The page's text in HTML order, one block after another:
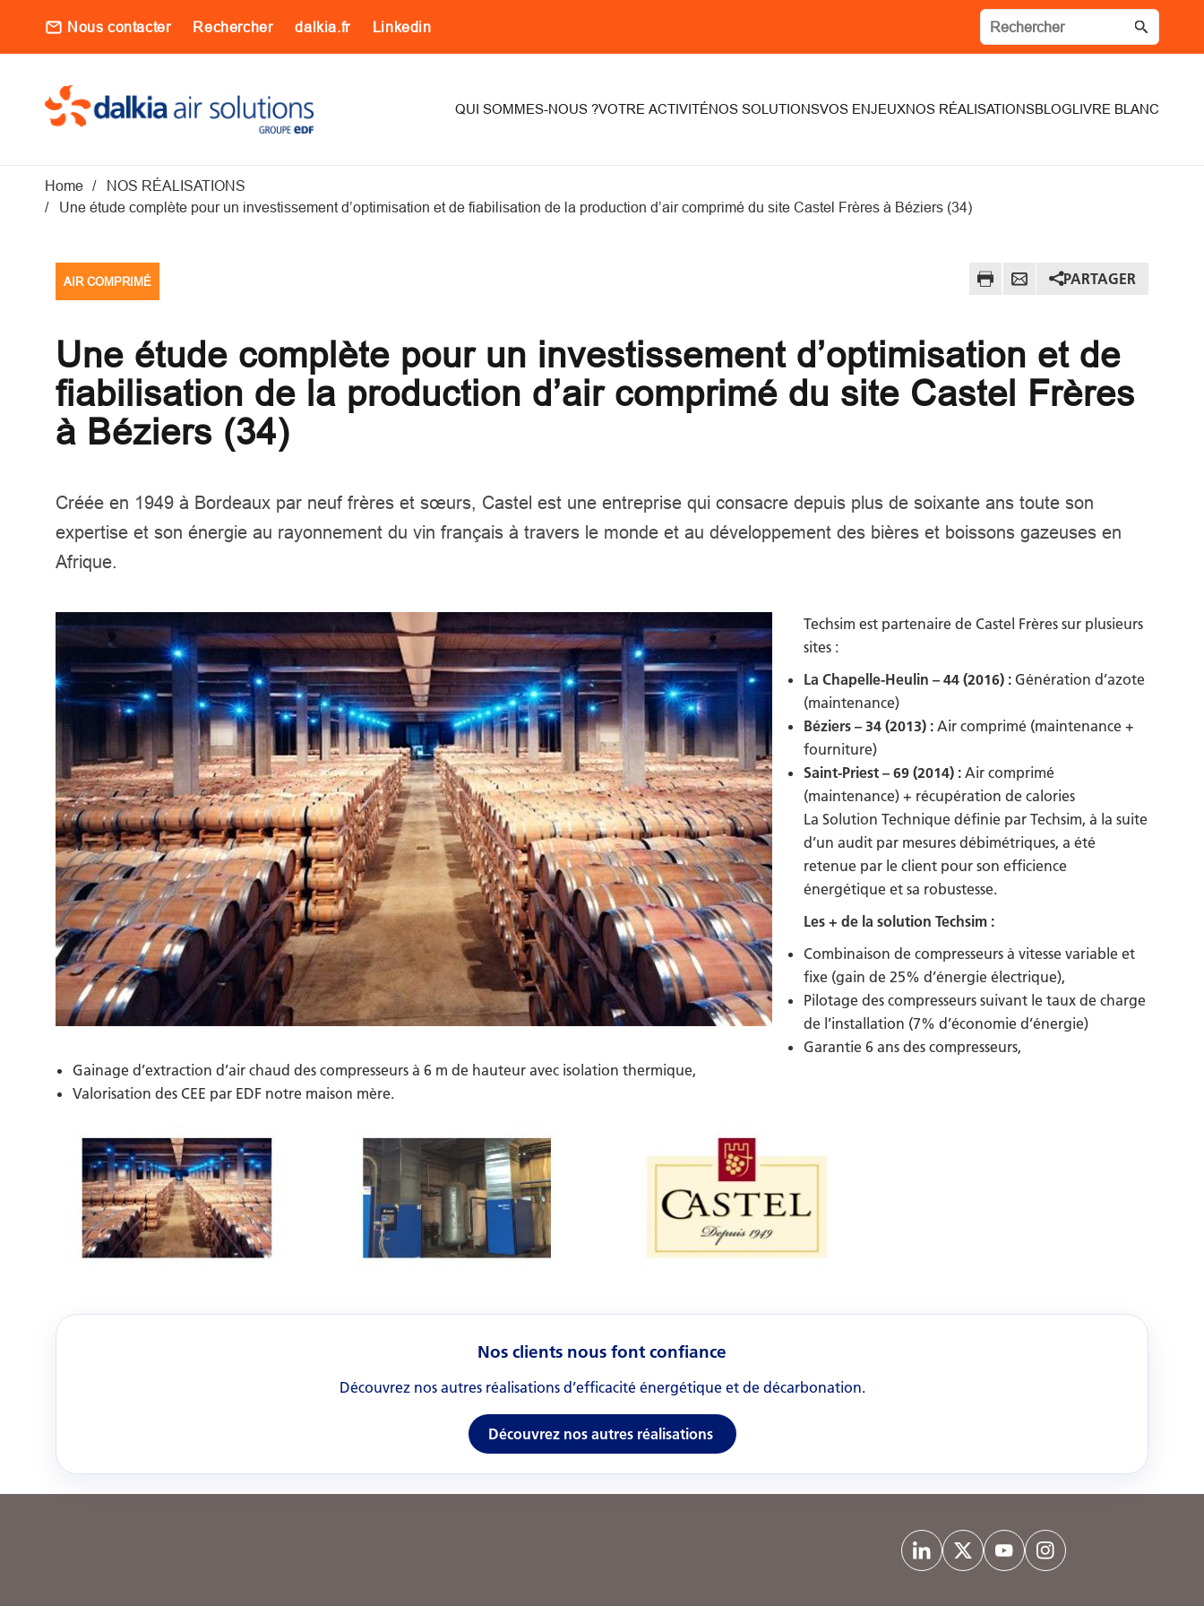
Nous contacter Rechercher dalkia.fr Linkedin
QUI SOMMES-NOUS ?VOTRE ACTIVITÉNOS SOLUTIONSVOS ENJEUXNOS RÉALISATIONSBLOGLIVRE BLANC
Fil d'Ariane
Home
NOS RÉALISATIONS
Une étude complète pour un investissement d’optimisation et de fiabilisation de la production d’air comprimé du site Castel Frères à Béziers (34)
AIR COMPRIMÉ PARTAGER
Une étude complète pour un investissement d’optimisation et de
fiabilisation de la production d’air comprimé du site Castel Frères
à Béziers (34)
Créée en 1949 à Bordeaux par neuf frères et sœurs, Castel est une entreprise qui consacre depuis plus de soixante ans toute son
expertise et son énergie au rayonnement du vin français à travers le monde et au développement des bières et boissons gazeuses en
Afrique.
Techsim est partenaire de Castel Frères sur plusieurs
sites :
La Chapelle-Heulin – 44 (2016) : Génération d’azote
(maintenance)
Béziers – 34 (2013) : Air comprimé (maintenance +
fourniture)
Saint-Priest – 69 (2014) : Air comprimé
(maintenance) + récupération de calories
La Solution Technique définie par Techsim, à la suite
d’un audit par mesures débimétriques, a été
retenue par le client pour son efficience
énergétique et sa robustesse.
Les + de la solution Techsim :
Combinaison de compresseurs à vitesse variable et
fixe (gain de 25% d’énergie électrique),
Pilotage des compresseurs suivant le taux de charge
de l’installation (7% d’économie d’énergie)
Garantie 6 ans des compresseurs,
Gainage d’extraction d’air chaud des compresseurs à 6 m de hauteur avec isolation thermique,
Valorisation des CEE par EDF notre maison mère.
Nos clients nous font confiance
Découvrez nos autres réalisations d’efficacité énergétique et de décarbonation.
Découvrez nos autres réalisations